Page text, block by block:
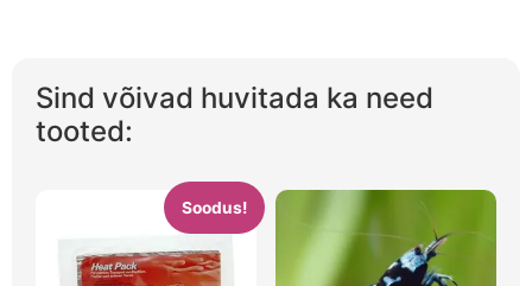
Sind võivad huvitada ka need
tooted:
Soodus!